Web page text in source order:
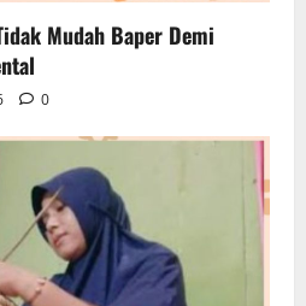
Mudah Baper Demi
0